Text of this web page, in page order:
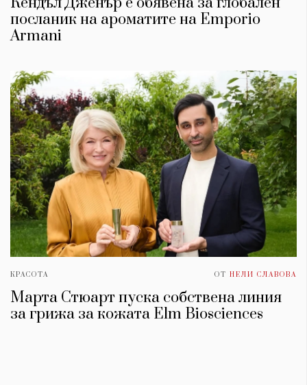
посланик на ароматите на Emporio
Armani
КРАСОТА ОТ НЕЛИ СЛАВОВА
Марта Стюарт пуска собствена линия
за грижа за кожата Elm Biosciences